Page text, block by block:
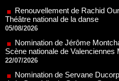
Nomination de Jérôme
Scène nationale de Valenciennes
Nomination de Servane
de la Comédie de Colmar -
07/07/2026